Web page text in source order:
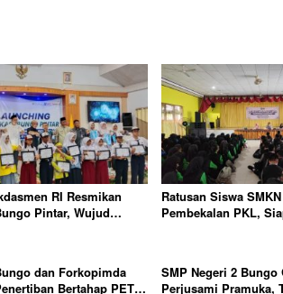
RI Resmikan
Pintar, Wujud
Ratusan Siswa
Pembekalan PKL,
dan Forkopimda
Bertahap PETI,
SMP Negeri 2 Bungo
Perjusami Pramuka,